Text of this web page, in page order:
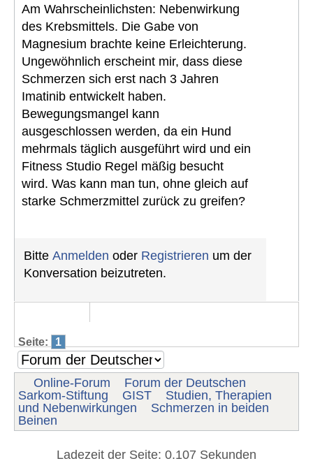
Am Wahrscheinlichsten: Nebenwirkung
des Krebsmittels. Die Gabe von
Magnesium brachte keine Erleichterung.
Ungewöhnlich erscheint mir, dass diese
Schmerzen sich erst nach 3 Jahren
Imatinib entwickelt haben.
Bewegungsmangel kann
ausgeschlossen werden, da ein Hund
mehrmals täglich ausgeführt wird und ein
Fitness Studio Regel mäßig besucht
wird. Was kann man tun, ohne gleich auf
starke Schmerzmittel zurück zu greifen?
Bitte Anmelden oder Registrieren um der
Konversation beizutreten.
Seite: 1
Online-Forum
Forum der Deutschen
Sarkom-Stiftung
GIST
Studien, Therapien
und Nebenwirkungen
Schmerzen in beiden
Beinen
Ladezeit der Seite: 0.107 Sekunden